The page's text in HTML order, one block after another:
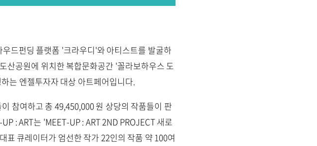
드펀딩 플랫폼 '크라우디'와 아티스트를 발굴하
산공원에 위치한 복합문화공간 '꼴라보하우스 도
는 엔젤투자자 대상 아트페어입니다.
참여하고 총 49,450,000 원 상당의 작품들이 판
: ART는 'MEET-UP : ART 2ND PROJECT 새로
표 큐레이터가 엄선한 작가 22인의 작품 약 100여